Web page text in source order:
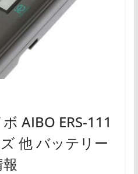
AIBO ERS-111
他 バッテリー